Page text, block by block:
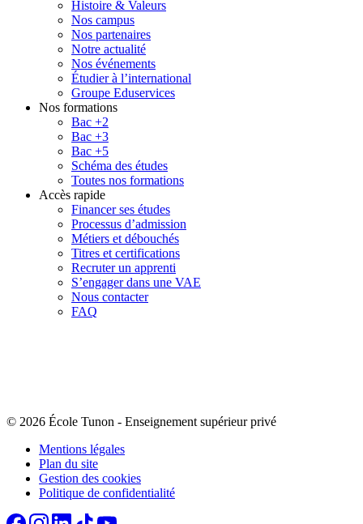
Histoire & Valeurs
Nos campus
Nos partenaires
Notre actualité
Nos événements
Étudier à l’international
Groupe Eduservices
Nos formations
Bac +2
Bac +3
Bac +5
Schéma des études
Toutes nos formations
Accès rapide
Financer ses études
Processus d’admission
Métiers et débouchés
Titres et certifications
Recruter un apprenti
S’engager dans une VAE
Nous contacter
FAQ
© 2026 École Tunon - Enseignement supérieur privé
Mentions légales
Plan du site
Gestion des cookies
Politique de confidentialité